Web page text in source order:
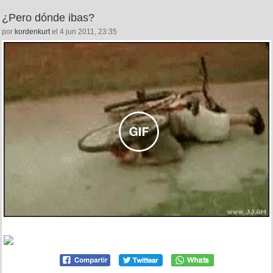
¿Pero dónde ibas?
por kordenkurtel 4 jun 2011, 23:35